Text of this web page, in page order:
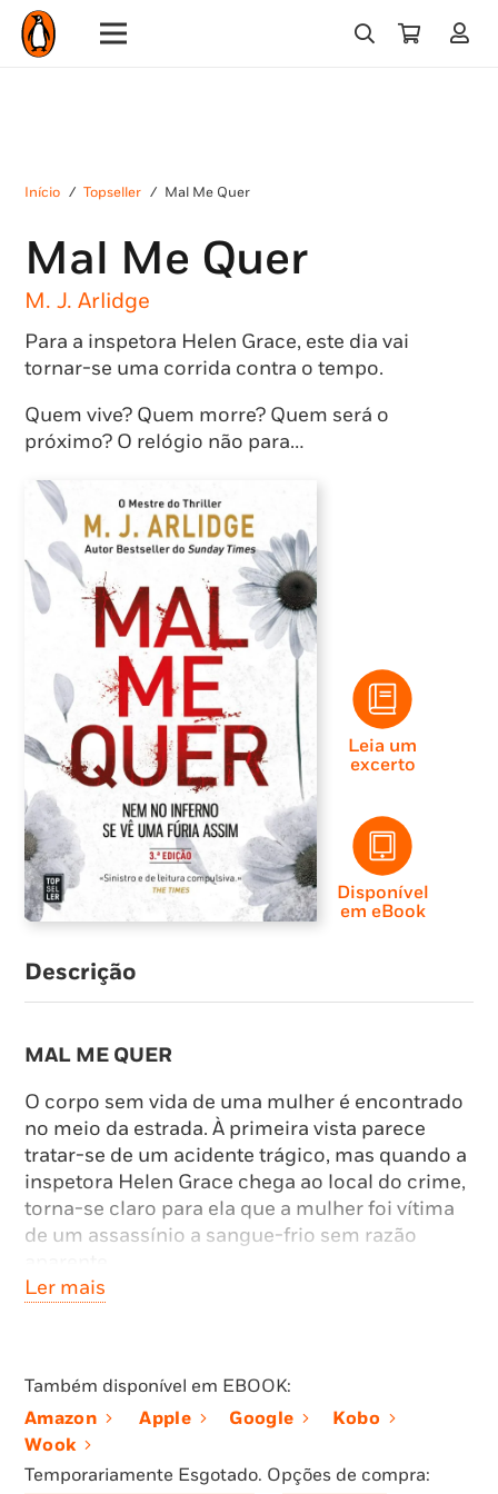
Início / Topseller / Mal Me Quer
Mal Me Quer
M. J. Arlidge
Para a inspetora Helen Grace, este dia vai
tornar-se uma corrida contra o tempo.
Quem vive? Quem morre? Quem será o
próximo? O relógio não para…
Leia um
excerto
Disponível
em eBook
Descrição
MAL ME QUER
O corpo sem vida de uma mulher é encontrado
no meio da estrada. À primeira vista parece
tratar-se de um acidente trágico, mas quando a
inspetora Helen Grace chega ao local do crime,
torna-se claro para ela que a mulher foi vítima
de um assassínio a sangue-frio sem razão
BEM ME QUER
empregado de loja é morto, enquanto os seus
clientes escapam ilesos.
MAL ME QUER
Ler mais
Também disponível em EBOOK:
Amazon
Apple Google
Kobo
Wook
Temporariamente Esgotado. Opções de compra: